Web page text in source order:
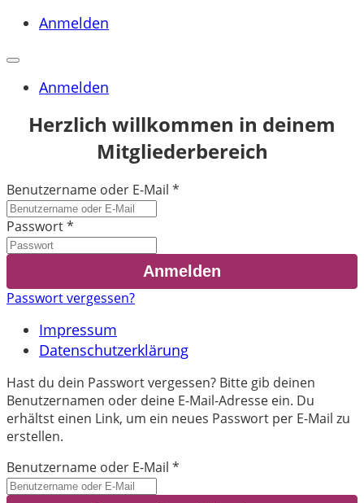
Anmelden
Anmelden
Herzlich willkommen in deinem
Mitgliederbereich
Benutzername oder E-Mail *
Passwort*
Passwort vergessen?
Impressum
Datenschutzerklärung
Hast du dein Passwort vergessen? Bitte gib deinen
Benutzernamen oder deine E-Mail-Adresse ein. Du
erhältst einen Link, um ein neues Passwort per E-Mail zu
erstellen.
Benutzername oder E-Mail *